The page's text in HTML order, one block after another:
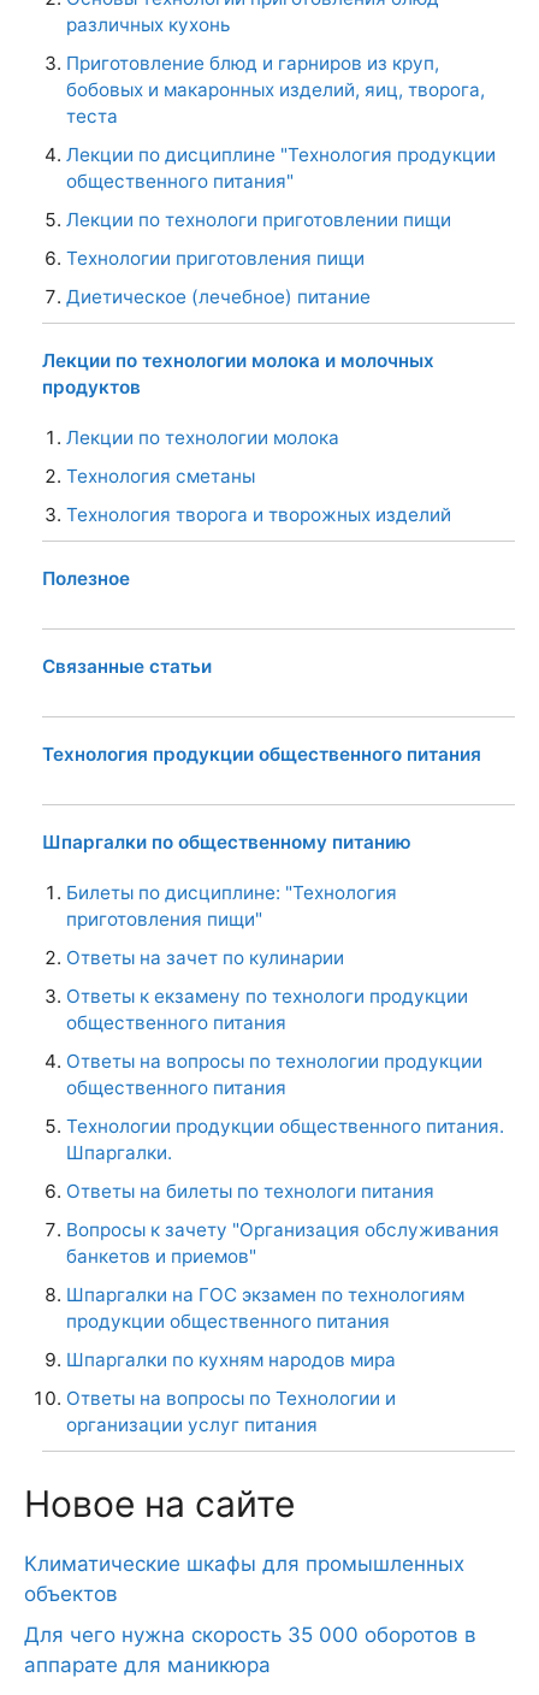
различных кухонь
Приготовление блюд и гарниров из круп,
бобовых и макаронных изделий, яиц, творога,
теста
Лекции по дисциплине "Технология продукции
общественного питания"
Лекции по технологи приготовлении пищи
Технологии приготовления пищи
Диетическое (лечебное) питание
Лекции по технологии молока и молочных
продуктов
Лекции по технологии молока
Технология сметаны
Технология творога и творожных изделий
Полезное
Связанные статьи
Технология продукции общественного питания
Шпаргалки по общественному питанию
Билеты по дисциплине: "Технология
приготовления пищи"
Ответы на зачет по кулинарии
Ответы к екзамену по технологи продукции
общественного питания
Ответы на вопросы по технологии продукции
общественного питания
Технологии продукции общественного питания.
Шпаргалки.
Ответы на билеты по технологи питания
Вопросы к зачету "Организация обслуживания
банкетов и приемов"
Шпаргалки на ГОС экзамен по технологиям
продукции общественного питания
Шпаргалки по кухням народов мира
Ответы на вопросы по Технологии и
организации услуг питания
Новое на сайте
Климатические шкафы для промышленных
объектов
Для чего нужна скорость 35 000 оборотов в
аппарате для маникюра